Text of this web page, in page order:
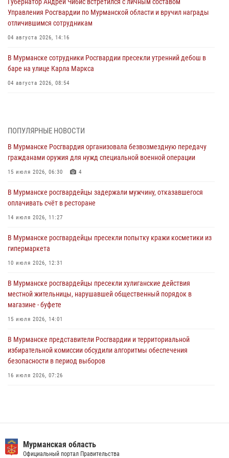
Управления Росгвардии по Мурманской области и вручил награды
отличившимся сотрудникам
04 августа 2026, 14:16
В Мурманске сотрудники Росгвардии пресекли утренний дебош в
баре на улице Карла Маркса
04 августа 2026, 08:54
03 августа 2026, 12:23 4
Сотрудники вневедомственной охраны Росгвардии пресекли
хулиганские действия дебошира на автозаправочной станции
города Кандалакши
Сотрудники Росгвардии провели инструктаж по
антитеррористической защищенности для членов избирательных
31 июля 2026, 08:48 3
Сотрудники Росгвардии задержали мужчину, не оплатившего счет в
30 июля 2026, 14:09
В Управлении Росгвардии по Мурманской области прошло пожарно-
тактическое занятие совместно с МЧС России
ПОПУЛЯРНЫЕ НОВОСТИ
В Мурманске Росгвардия организовала безвозмездную передачу
гражданами оружия для нужд специальной военной операции
15 июля 2026, 06:30 4
В Мурманске росгвардейцы задержали мужчину, отказавшегося
оплачивать счёт в ресторане
14 июля 2026, 11:27
В Мурманске росгвардейцы пресекли попытку кражи косметики из
гипермаркета
10 июля 2026, 12:31
В Мурманске росгвардейцы пресекли хулиганские действия
местной жительницы, нарушавшей общественный порядок в
магазине - буфете
15 июля 2026, 14:01
В Мурманске представители Росгвардии и территориальной
избирательной комиссии обсудили алгоритмы обеспечения
безопасности в период выборов
16 июля 2026, 07:26
В Мурманске сотрудники Росгвардии задержали мужчину,
скрывавшегося от правосудия
Мурманская область
Официальный портал Правительства